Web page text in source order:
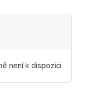
není k dispozici